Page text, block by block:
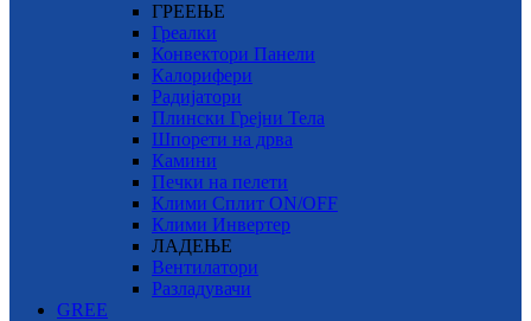
ГРЕЕЊЕ
Греалки
Конвектори Панели
Калорифери
Радијатори
Плински Грејни Тела
Шпорети на дрва
Камини
Печки на пелети
Клими Сплит ON/OFF
Клими Инвертер
ЛАДЕЊЕ
Вентилатори
Разладувачи
GREE